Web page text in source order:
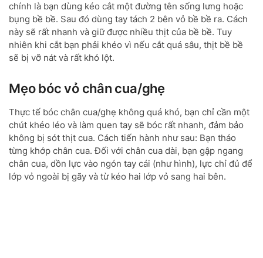
chính là bạn dùng kéo cắt một đường tên sống lưng hoặc
bụng bề bề. Sau đó dùng tay tách 2 bên vỏ bề bề ra. Cách
này sẽ rất nhanh và giữ được nhiều thịt của bề bề. Tuy
nhiên khi cắt bạn phải khéo vì nếu cắt quá sâu, thịt bề bề
sẽ bị vỡ nát và rất khó lột.
Mẹo bóc vỏ chân cua/ghẹ
Thực tế bóc chân cua/ghẹ không quá khó, bạn chỉ cần một
chút khéo léo và làm quen tay sẽ bóc rất nhanh, đảm bảo
không bị sót thịt cua. Cách tiến hành như sau: Bạn tháo
từng khớp chân cua. Đối với chân cua dài, bạn gập ngang
chân cua, dồn lực vào ngón tay cái (như hình), lực chỉ đủ để
lớp vỏ ngoài bị gãy và từ kéo hai lớp vỏ sang hai bên.